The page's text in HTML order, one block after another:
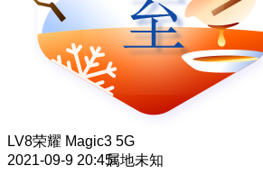
LV8荣耀 Magic3 5G
2021-09-9 20:45属地未知